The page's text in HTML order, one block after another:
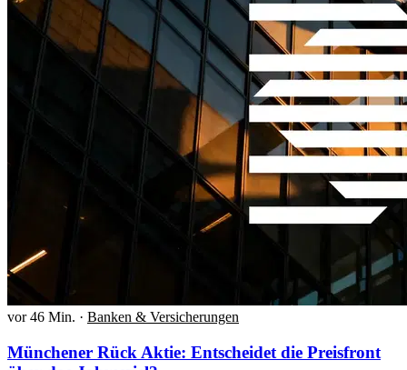
vor 46 Min. · Banken & Versicherungen
Münchener Rück Aktie: Entscheidet die Preisfront